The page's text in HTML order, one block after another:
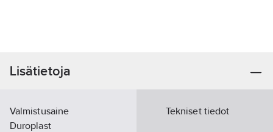
Lisätietoja
Valmistusaine
Duroplast
Tekniset tiedot